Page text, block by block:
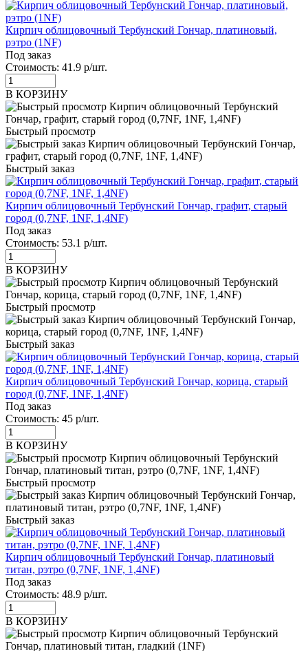
Кирпич облицовочный Тербунский Гончар, платиновый,
рэтро (1NF)
Под заказ
Стоимость: 41.9 р/шт.
В КОРЗИНУ
Быстрый просмотр
Быстрый заказ
Кирпич облицовочный Тербунский Гончар, графит, старый
город (0,7NF, 1NF, 1,4NF)
Под заказ
Стоимость: 53.1 р/шт.
В КОРЗИНУ
Быстрый просмотр
Быстрый заказ
Кирпич облицовочный Тербунский Гончар, корица, старый
город (0,7NF, 1NF, 1,4NF)
Под заказ
Стоимость: 45 р/шт.
В КОРЗИНУ
Быстрый просмотр
Быстрый заказ
Кирпич облицовочный Тербунский Гончар, платиновый
титан, рэтро (0,7NF, 1NF, 1,4NF)
Под заказ
Стоимость: 48.9 р/шт.
В КОРЗИНУ